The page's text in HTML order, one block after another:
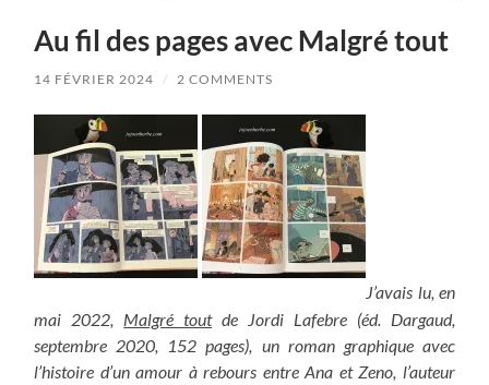
Au fil des pages avec Malgré tout
14 FÉVRIER 2024 / 2 COMMENTS
J’avais lu, en
mai 2022, Malgré toutde Jordi Lafebre (éd. Dargaud,
septembre 2020, 152 pages), un roman graphique avec
l’histoire d’un amour à rebours entre Ana et Zeno, l’auteur